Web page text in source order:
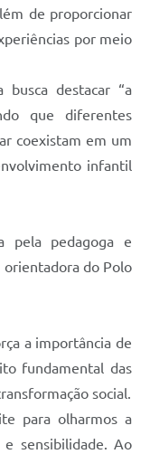
de proporcionar
por meio
busca destacar “a
que diferentes
coexistam em um
infantil
pela pedagoga e
orientadora do Polo
a importância de
fundamental das
social.
para olharmos a
e sensibilidade. Ao